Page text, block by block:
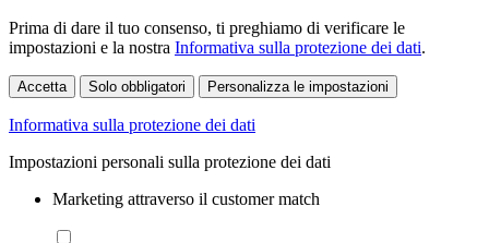
Prima di dare il tuo consenso, ti preghiamo di verificare le
impostazioni e la nostra Informativa sulla protezione dei dati.
Accetta Solo obbligatori Personalizza le impostazioni
Informativa sulla protezione dei dati
Impostazioni personali sulla protezione dei dati
Marketing attraverso il customer match